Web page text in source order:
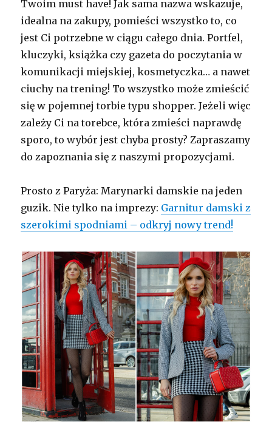
Twoim must have! Jak sama nazwa wskazuje,
idealna na zakupy, pomieści wszystko to, co
jest Ci potrzebne w ciągu całego dnia. Portfel,
kluczyki, książka czy gazeta do poczytania w
komunikacji miejskiej, kosmetyczka… a nawet
ciuchy na trening! To wszystko może zmieścić
się w pojemnej torbie typu shopper. Jeżeli więc
zależy Ci na torebce, która zmieści naprawdę
sporo, to wybór jest chyba prosty? Zapraszamy
do zapoznania się z naszymi propozycjami.
Prosto z Paryża: Marynarki damskie na jeden
guzik. Nie tylko na imprezy: Garnitur damski z
szerokimi spodniami – odkryj nowy trend!